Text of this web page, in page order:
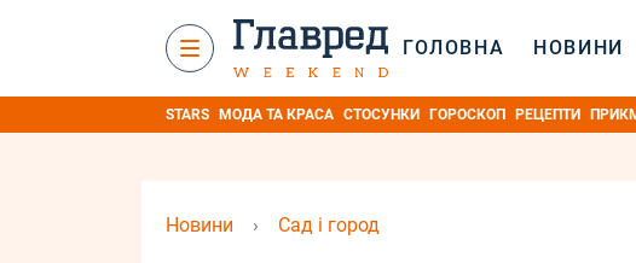
ГОЛОВНА НОВИНИ
STARS МОДА ТА КРАСА СТОСУНКИ ГОРОСКОП РЕЦЕПТИ
Новини › Сад і город